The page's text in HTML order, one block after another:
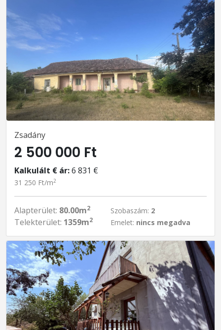
Zsadány
2 500 000 Ft
Kalkulált € ár:6 831 €
31 250 Ft/m2
Alapterület: 80.00m2
Telekterület: 1359m2
Szobaszám: 2
Emelet: nincs megadva